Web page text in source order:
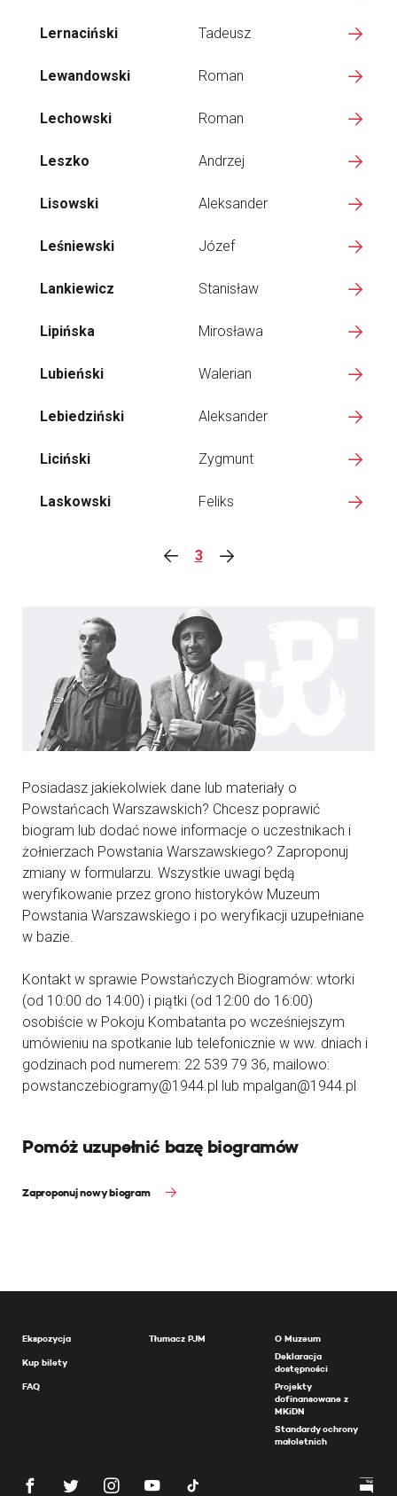
Lernaciński Tadeusz
Lewandowski Roman
Lechowski Roman
Leszko Andrzej
Lisowski Aleksander
Leśniewski Józef
Lankiewicz Stanisław
Lipińska Mirosława
Lubieński Walerian
Lebiedziński Aleksander
Liciński Zygmunt
Laskowski Feliks
3
Posiadasz jakiekolwiek dane lub materiały o
Powstańcach Warszawskich? Chcesz poprawić
biogram lub dodać nowe informacje o uczestnikach i
żołnierzach Powstania Warszawskiego? Zaproponuj
zmiany w formularzu. Wszystkie uwagi będą
weryfikowanie przez grono historyków Muzeum
Powstania Warszawskiego i po weryfikacji uzupełniane
w bazie.
Kontakt w sprawie Powstańczych Biogramów: wtorki
(od 10:00 do 14:00) i piątki (od 12:00 do 16:00)
osobiście w Pokoju Kombatanta po wcześniejszym
umówieniu na spotkanie lub telefonicznie w ww. dniach i
godzinach pod numerem: 22 539 79 36, mailowo:
powstanczebiogramy@1944.pl lub mpalgan@1944.pl
Pomóż uzupełnić bazę biogramów
Zaproponuj nowy biogram
Ekspozycja
Kup bilety
FAQ
Tłumacz PJM
O Muzeum
Deklaracja
dostępności
Projekty
dofinansowane z
MKiDN
Standardy ochrony
małoletnich